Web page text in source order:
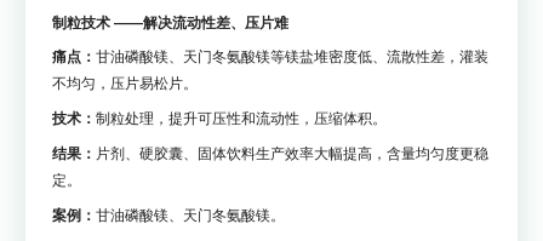
制粒技术 ——解决流动性差、压片难
痛点： 甘油磷酸镁、天门冬氨酸镁等镁盐堆密度低、流散性差，灌装
不均匀，压片易松片。
技术： 制粒处理，提升可压性和流动性，压缩体积。
结果： 片剂、硬胶囊、固体饮料生产效率大幅提高，含量均匀度更稳
定。
案例： 甘油磷酸镁、天门冬氨酸镁。